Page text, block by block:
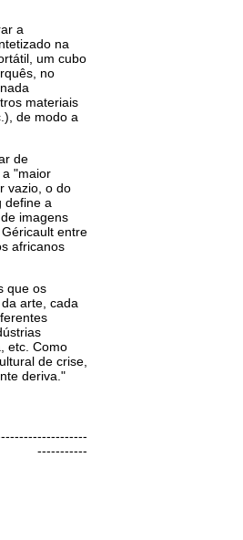
a
na
um cubo
no
materiais
de modo a
de
"maior
vazio, o do
define a
imagens
entre
africanos
que os
arte, cada
etc. Como
de crise,
deriva."
-----------